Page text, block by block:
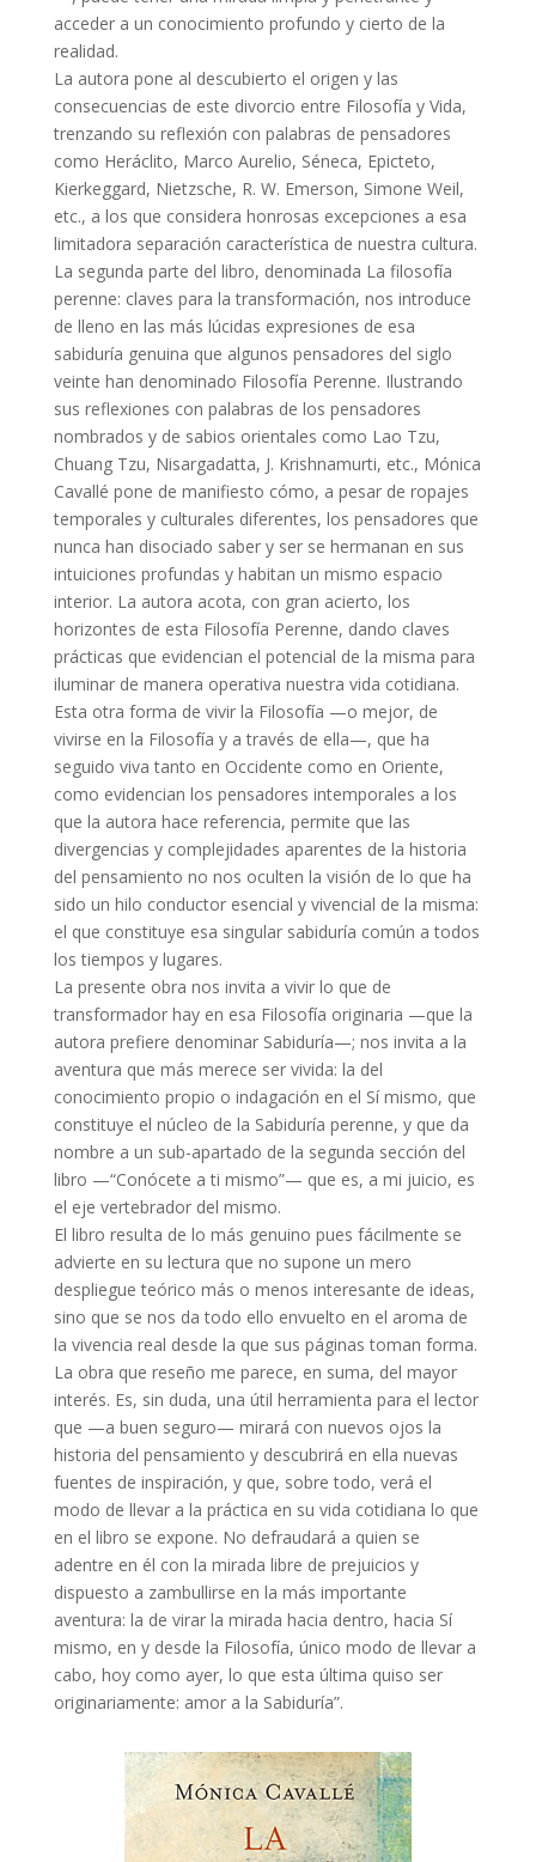
acceder a un conocimiento profundo y cierto de la
realidad.
La autora pone al descubierto el origen y las
consecuencias de este divorcio entre Filosofía y Vida,
trenzando su reflexión con palabras de pensadores
como Heráclito, Marco Aurelio, Séneca, Epicteto,
Kierkeggard, Nietzsche, R. W. Emerson, Simone Weil,
etc., a los que considera honrosas excepciones a esa
limitadora separación característica de nuestra cultura.
La segunda parte del libro, denominada La filosofía
perenne: claves para la transformación, nos introduce
de lleno en las más lúcidas expresiones de esa
sabiduría genuina que algunos pensadores del siglo
veinte han denominado Filosofía Perenne. Ilustrando
sus reflexiones con palabras de los pensadores
nombrados y de sabios orientales como Lao Tzu,
Chuang Tzu, Nisargadatta, J. Krishnamurti, etc., Mónica
Cavallé pone de manifiesto cómo, a pesar de ropajes
temporales y culturales diferentes, los pensadores que
nunca han disociado saber y ser se hermanan en sus
intuiciones profundas y habitan un mismo espacio
interior. La autora acota, con gran acierto, los
horizontes de esta Filosofía Perenne, dando claves
prácticas que evidencian el potencial de la misma para
iluminar de manera operativa nuestra vida cotidiana.
Esta otra forma de vivir la Filosofía —o mejor, de
vivirse en la Filosofía y a través de ella—, que ha
seguido viva tanto en Occidente como en Oriente,
como evidencian los pensadores intemporales a los
que la autora hace referencia, permite que las
divergencias y complejidades aparentes de la historia
del pensamiento no nos oculten la visión de lo que ha
sido un hilo conductor esencial y vivencial de la misma:
el que constituye esa singular sabiduría común a todos
los tiempos y lugares.
La presente obra nos invita a vivir lo que de
transformador hay en esa Filosofía originaria —que la
autora prefiere denominar Sabiduría—; nos invita a la
aventura que más merece ser vivida: la del
conocimiento propio o indagación en el Sí mismo, que
constituye el núcleo de la Sabiduría perenne, y que da
nombre a un sub-apartado de la segunda sección del
libro —“Conócete a ti mismo”— que es, a mi juicio, es
el eje vertebrador del mismo.
El libro resulta de lo más genuino pues fácilmente se
advierte en su lectura que no supone un mero
despliegue teórico más o menos interesante de ideas,
sino que se nos da todo ello envuelto en el aroma de
la vivencia real desde la que sus páginas toman forma.
La obra que reseño me parece, en suma, del mayor
interés. Es, sin duda, una útil herramienta para el lector
que —a buen seguro— mirará con nuevos ojos la
historia del pensamiento y descubrirá en ella nuevas
fuentes de inspiración, y que, sobre todo, verá el
modo de llevar a la práctica en su vida cotidiana lo que
en el libro se expone. No defraudará a quien se
adentre en él con la mirada libre de prejuicios y
dispuesto a zambullirse en la más importante
aventura: la de virar la mirada hacia dentro, hacia Sí
mismo, en y desde la Filosofía, único modo de llevar a
cabo, hoy como ayer, lo que esta última quiso ser
originariamente: amor a la Sabiduría”.